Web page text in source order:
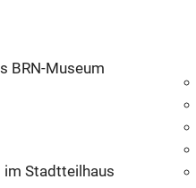
BRN-Museum
im Stadtteilhaus